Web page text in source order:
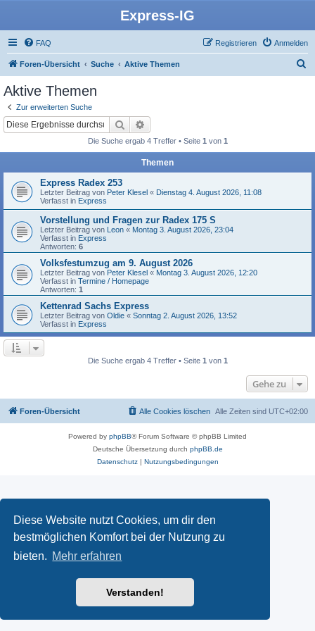
Diese Website nutzt Cookies, um dir den
bestmöglichen Komfort bei der Nutzung zu
bieten. Mehr erfahren
Verstanden!
Express-IG
FAQ Anmelden
Registrieren
Foren-Übersicht Suche Aktive Themen
Aktive Themen
Zur erweiterten Suche
Suche
Die Suche ergab 4 Treffer • Seite 1 von 1
Themen
Express Radex 253
Letzter Beitrag von Peter Klesel « Dienstag 4. August 2026, 11:08
Verfasst in Express
Vorstellung und Fragen zur Radex 175 S
Letzter Beitrag von Leon « Montag 3. August 2026, 23:04
Verfasst in Express
Antworten: 6
Volksfestumzug am 9. August 2026
Letzter Beitrag von Peter Klesel « Montag 3. August 2026, 12:20
Verfasst in Termine / Homepage
Antworten: 1
Kettenrad Sachs Express
Letzter Beitrag von Oldie « Sonntag 2. August 2026, 13:52
Verfasst in Express
Die Suche ergab 4 Treffer • Seite 1 von 1
Gehe zu
Foren-Übersicht Alle Zeiten sind UTC+02:00
Alle Cookies löschen
Powered by phpBB® Forum Software © phpBB Limited
Deutsche Übersetzung durch phpBB.de
Datenschutz| Nutzungsbedingungen